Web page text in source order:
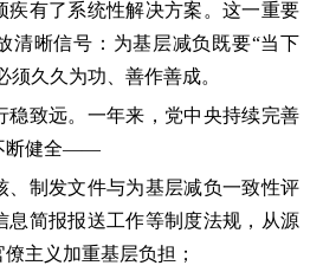
疾有了系统性解决方案。这一重要
清晰信号：为基层减负既要“当下
须久久为功、善作善成。
致远。一年来，党中央持续完善
断健全——
制发文件与为基层减负一致性评
息简报报送工作等制度法规，从源
主义加重基层负担；